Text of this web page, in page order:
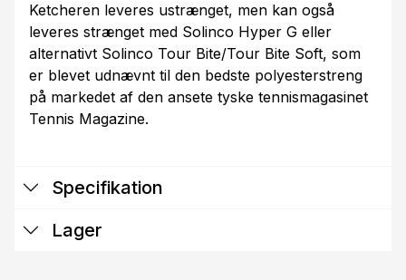
Ketcheren leveres ustrænget, men kan også
leveres strænget med Solinco Hyper G eller
alternativt Solinco Tour Bite/Tour Bite Soft, som
er blevet udnævnt til den bedste polyesterstreng
på markedet af den ansete tyske tennismagasinet
Tennis Magazine.
Specifikation
Lager